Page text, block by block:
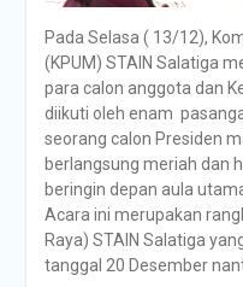
Pada Selasa ( 13/12),
(KPUM) STAIN Salatiga
para calon anggota dan
diikuti oleh enam
seorang calon Presiden
berlangsung meriah dan
beringin depan aula
Acara ini merupakan
Raya) STAIN Salatiga
tanggal 20 Desember